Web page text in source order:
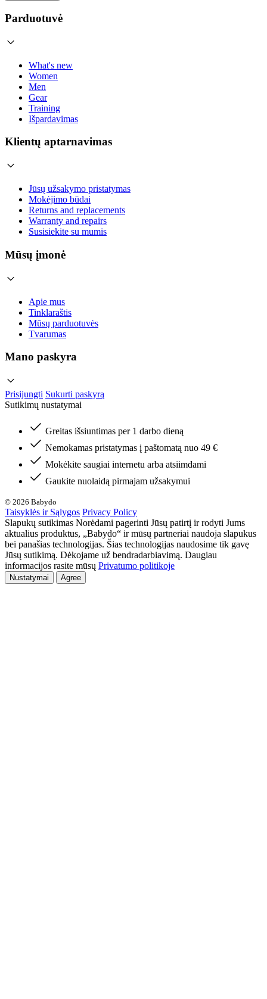
Parduotuvė
What's new
Women
Men
Gear
Training
Išpardavimas
Klientų aptarnavimas
Jūsų užsakymo pristatymas
Mokėjimo būdai
Returns and replacements
Warranty and repairs
Susisiekite su mumis
Mūsų įmonė
Apie mus
Tinklaraštis
Mūsų parduotuvės
Tvarumas
Mano paskyra
Prisijungti Sukurti paskyrą
Sutikimų nustatymai
Greitas išsiuntimas per 1 darbo dieną
Nemokamas pristatymas į paštomatą nuo 49 €
Mokėkite saugiai internetu arba atsiimdami
Gaukite nuolaidą pirmajam užsakymui
© 2026 Babydo
Taisyklės ir Sąlygos Privacy Policy
Slapukų sutikimas Norėdami pagerinti Jūsų patirtį ir rodyti Jums
aktualius produktus, „Babydo“ ir mūsų partneriai naudoja slapukus
bei panašias technologijas. Šias technologijas naudosime tik gavę
Jūsų sutikimą. Dėkojame už bendradarbiavimą. Daugiau
informacijos rasite mūsų Privatumo politikoje
Nustatymai Agree